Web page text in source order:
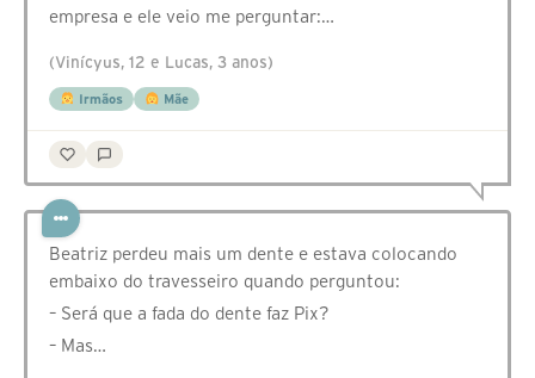
empresa e ele veio me perguntar:…
(Vinícyus, 12 e Lucas, 3 anos)
Irmãos Mãe
Beatriz perdeu mais um dente e estava colocando
embaixo do travesseiro quando perguntou:
– Será que a fada do dente faz Pix?
– Mas…